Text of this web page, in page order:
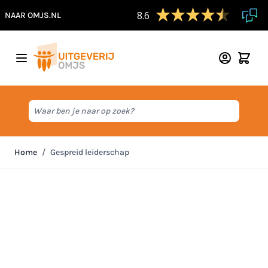
NAAR OMJS.NL 8.6
Waar ben je naar op zoek?
Home / Gespreid leiderschap